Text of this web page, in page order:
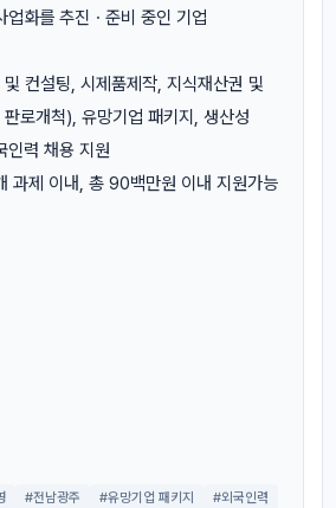
업화를 추진ㆍ준비 중인 기업
컨설팅, 시제품제작, 지식재산권 및
로개척), 유망기업 패키지, 생산성
인력 채용 지원
과제 이내, 총 90백만원 이내 지원가능
#전남광주 #유망기업 패키지
#외국인력